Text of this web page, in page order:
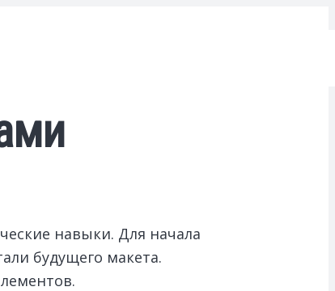
навыки. Для начала
будущего макета.